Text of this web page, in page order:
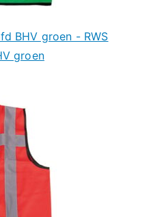
BHV groen - RWS
groen